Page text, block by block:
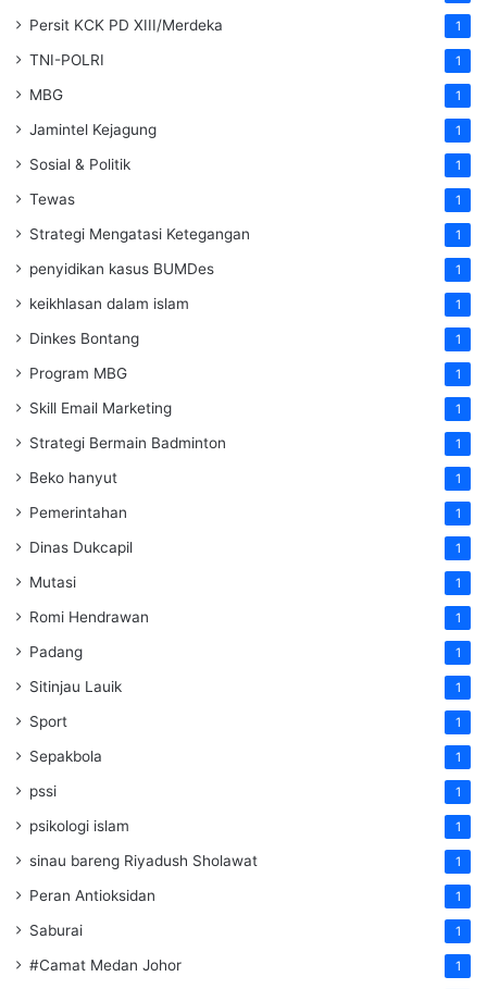
Persit KCK PD XIII/Merdeka 1
TNI-POLRI 1
MBG 1
Jamintel Kejagung 1
Sosial & Politik 1
Tewas 1
Strategi Mengatasi Ketegangan 1
penyidikan kasus BUMDes 1
keikhlasan dalam islam 1
Dinkes Bontang 1
Program MBG 1
Skill Email Marketing 1
Strategi Bermain Badminton 1
Beko hanyut 1
Pemerintahan 1
Dinas Dukcapil 1
Mutasi 1
Romi Hendrawan 1
Padang 1
Sitinjau Lauik 1
Sport 1
Sepakbola 1
pssi 1
psikologi islam 1
sinau bareng Riyadush Sholawat 1
Peran Antioksidan 1
Saburai 1
#Camat Medan Johor 1